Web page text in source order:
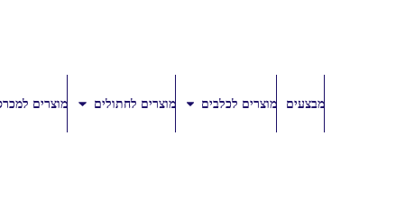
מבצעים מוצרים לכלבים מוצרים לחתולים מוצרים